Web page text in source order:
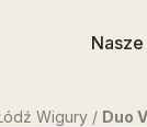
Wigury / Duo